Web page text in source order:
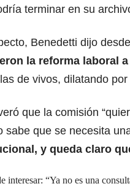
terminar en su
Benedetti dijo
la reforma laboral
de vivos, dilatando por
que la comisión
sabe que se necesita
y queda claro
interesar: “Ya no es una